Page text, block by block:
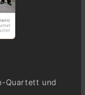
Quartett und